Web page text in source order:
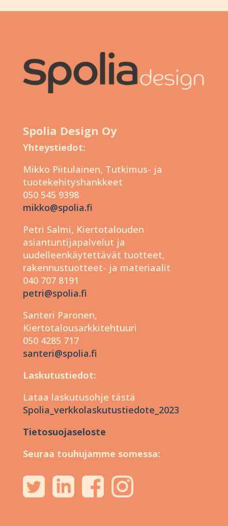
Spolia Design Oy
Yhteystiedot:
Mikko Piitulainen, Tutkimus- ja
tuotekehityshankkeet
050 545 9398
mikko@spolia.fi
Petri Salmi, Kiertotalouden
asiantuntijapalvelut ja
uudelleenkäytettävät tuotteet,
rakennustuotteet- ja materiaalit
040 707 8191
petri@spolia.fi
Santeri Paronen,
Kiertotalousarkkitehtuuri
050 4285 717
santeri@spolia.fi
Laskutustiedot:
Lataa laskutusohje tästä
Spolia_verkkolaskutustiedote_2023
Tietosuojaseloste
Seuraa touhujamme somessa: